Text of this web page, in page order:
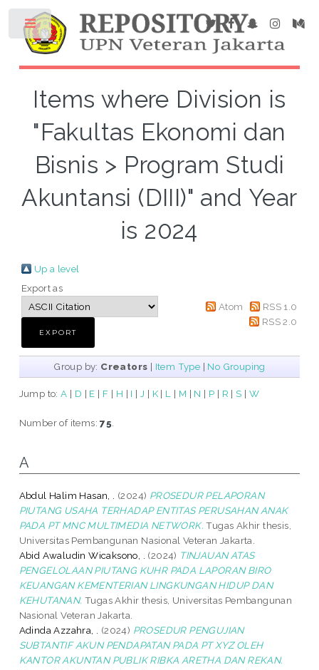
Items where Division is
"Fakultas Ekonomi dan
Bisnis > Program Studi
Akuntansi (DIII)" and Year
is 2024
Up a level
Export as
Atom
RSS 1.0
RSS 2.0
Group by: Creators | Item Type | No Grouping
Jump to:A | D | E | F | H | I | J | K| L | M | N | P | R | S | W
Number of items:75
A
Abdul Halim Hasan, . (2024) PROSEDUR PELAPORAN
PIUTANG USAHA TERHADAP ENTITAS PERUSAHAN ANAK
PADA PT MNC MULTIMEDIA NETWORK. Tugas Akhir thesis,
Universitas Pembangunan Nasional Veteran Jakarta.
Abid Awaludin Wicaksono, .
(2024) TINJAUAN ATAS
PENGELOLAAN PIUTANG KUHR PADA LAPORAN BIRO
KEUANGAN KEMENTERIAN LINGKUNGAN HIDUP DAN
KEHUTANAN. Tugas Akhir thesis, Universitas Pembangunan
Nasional Veteran Jakarta.
Adinda Azzahra, .
(2024) PROSEDUR PENGUJIAN
SUBTANTIF AKUN PENDAPATAN PADA PT XYZ OLEH
KANTOR AKUNTAN PUBLIK RIBKA ARETHA DAN REKAN.